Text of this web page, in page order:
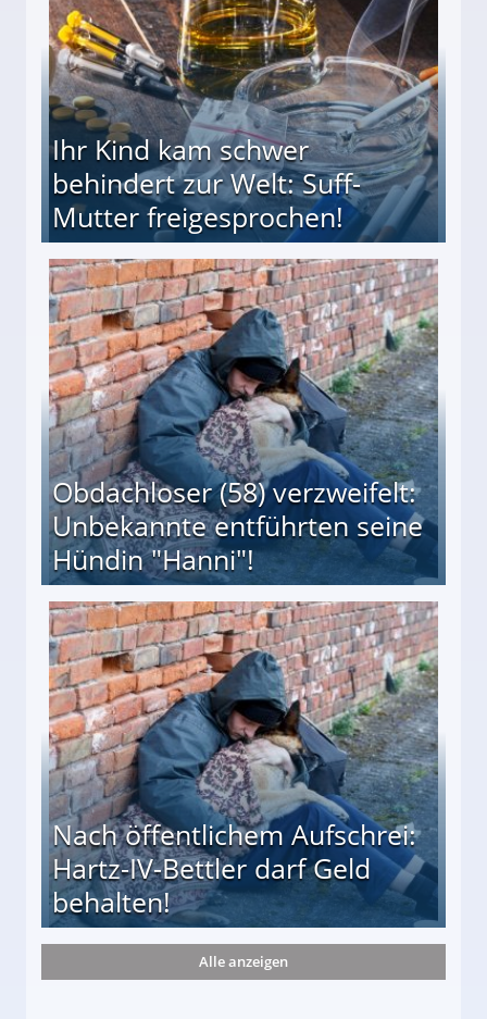
Ihr Kind kam schwer
behindert zur Welt: Suff-
Mutter freigesprochen!
Mutter freigesprochen!
Obdachloser (58) verzweifelt:
Unbekannte entführten seine
Hündin "Hanni"!
entführten seine Hündin "Hanni"!
Nach öffentlichem Aufschrei:
Hartz-IV-Bettler darf Geld
behalten!
darf Geld behalten!
Alle anzeigen